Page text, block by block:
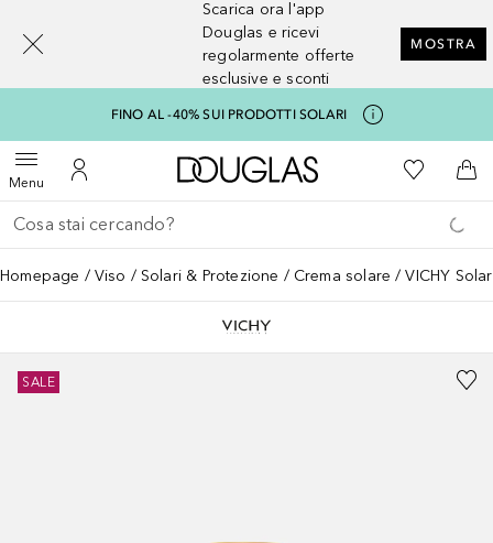
Scarica ora l'app
Douglas e ricevi
regolarmente offerte
esclusive e sconti
MOSTRA
FINO AL -40% SUI PRODOTTI SOLARI
MenuApri menuAl Mio Account
A Douglas HomeAlla Mia
Al
Torna indietro
Esegui ricerca
Homepage Viso Solari & Protezione Crema solare VICHY
SALE
[navigation.slideout.screenreader]